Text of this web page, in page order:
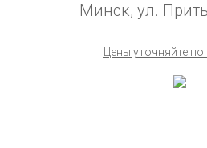
Минск, ул.
Цены уточняйте